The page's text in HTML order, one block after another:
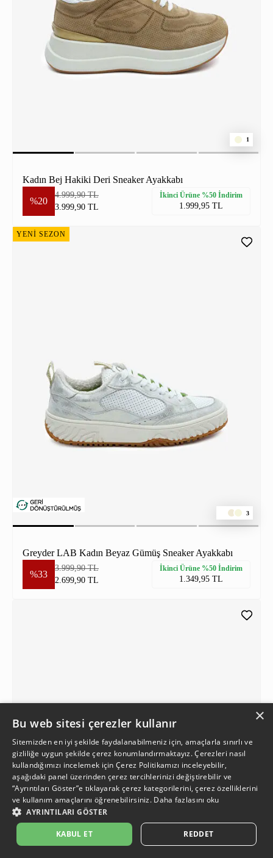
1
Kadın Bej Hakiki Deri Sneaker Ayakkabı
%20
4.999,90 TL
3.999,90 TL
İkinci Ürüne %50 İndirim
1.999,95 TL
YENİ SEZON
3
Greyder LAB Kadın Beyaz Gümüş Sneaker Ayakkabı
%33
3.999,90 TL
2.699,90 TL
İkinci Ürüne %50 İndirim
1.349,95 TL
×
Bu web sitesi çerezler kullanır
Sitemizden en iyi şekilde faydalanabilmeniz için, amaçlarla sınırlı ve
gizliliğe uygun şekilde çerez konumlandırmaktayız. Çerezleri nasıl
kullandığımızı incelemek içinÇerez Politikamızı inceleyebilir,
aşağıdaki panel üzerinden çerez tercihlerinizi değiştirebilir ve
“Ayrıntıları Göster”e tıklayarak çerez kategorilerini, çerez özelliklerini
ve kullanım amaçlarını öğrenebilirsiniz. Daha fazlasını oku
AYRINTILARI GÖSTER
KABUL ET REDDET